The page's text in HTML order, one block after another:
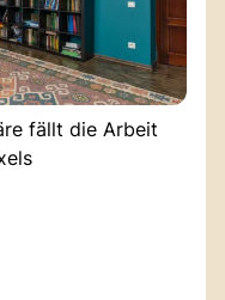
fällt die Arbeit